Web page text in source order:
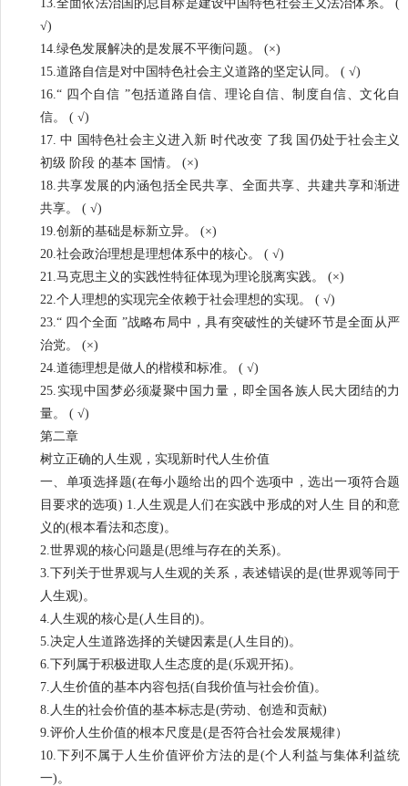
13.全面依法治国的总目标是建设中国特色社会主义法治体系。 (
√)
14.绿色发展解决的是发展不平衡问题。 (×)
15.道路自信是对中国特色社会主义道路的坚定认同。 ( √)
16.“ 四个自信 ”包括道路自信、理论自信、制度自信、文化自
信。 ( √)
17. 中 国特色社会主义进入新 时代改变 了我 国仍处于社会主义
初级 阶段 的基本 国情。 (×)
18.共享发展的内涵包括全民共享、全面共享、共建共享和渐进
共享。 ( √)
19.创新的基础是标新立异。 (×)
20.社会政治理想是理想体系中的核心。 ( √)
21.马克思主义的实践性特征体现为理论脱离实践。 (×)
22.个人理想的实现完全依赖于社会理想的实现。 ( √)
23.“ 四个全面 ”战略布局中，具有突破性的关键环节是全面从严
治党。 (×)
24.道德理想是做人的楷模和标准。 ( √)
25.实现中国梦必须凝聚中国力量，即全国各族人民大团结的力
量。 ( √)
第二章
树立正确的人生观，实现新时代人生价值
一、单项选择题(在每小题给出的四个选项中，选出一项符合题
目要求的选项) 1.人生观是人们在实践中形成的对人生 目的和意
义的(根本看法和态度)。
2.世界观的核心问题是(思维与存在的关系)。
3.下列关于世界观与人生观的关系，表述错误的是(世界观等同于
人生观)。
4.人生观的核心是(人生目的)。
5.决定人生道路选择的关键因素是(人生目的)。
6.下列属于积极进取人生态度的是(乐观开拓)。
7.人生价值的基本内容包括(自我价值与社会价值)。
8.人生的社会价值的基本标志是(劳动、创造和贡献)
9.评价人生价值的根本尺度是(是否符合社会发展规律）
10.下列不属于人生价值评价方法的是(个人利益与集体利益统
一)。